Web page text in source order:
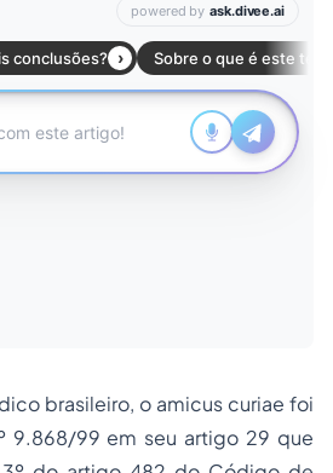
brasileiro, o amicus curiae foi
9.868/99 em seu artigo 29 que